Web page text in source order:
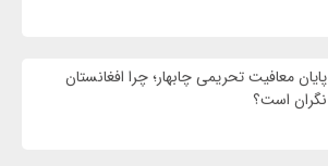
پایان معافیت تحریمی‌ چابهار؛ چرا افغانستان
نگران است؟